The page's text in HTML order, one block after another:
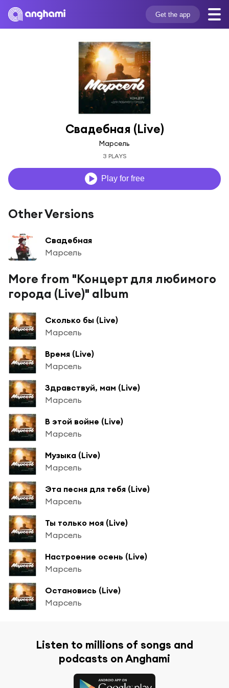
Get the app
Свадебная (Live)
Марсель
3 PLAYS
Play for free
Other Versions
Свадебная
Марсель
More from "Концерт для любимого
города (Live)" album
Сколько бы (Live)
Марсель
Время (Live)
Марсель
Здравствуй, мам (Live)
Марсель
В этой войне (Live)
Марсель
Музыка (Live)
Марсель
Эта песня для тебя (Live)
Марсель
Ты только моя (Live)
Марсель
Настроение осень (Live)
Марсель
Остановись (Live)
Марсель
Listen to millions of songs and
podcasts on Anghami